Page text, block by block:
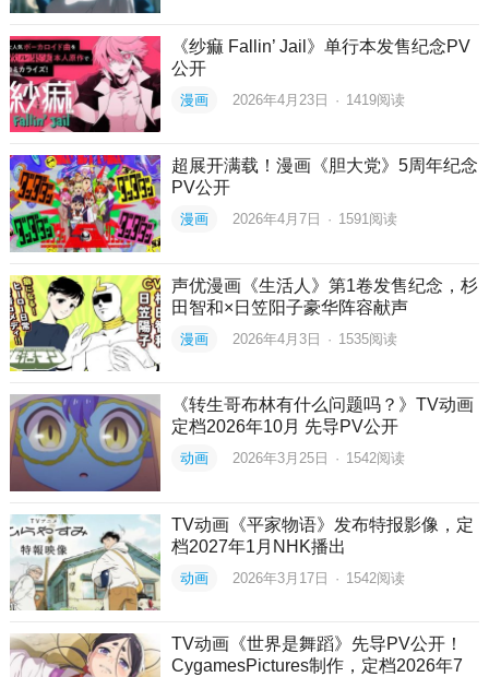
《纱痲 Fallin’ Jail》单行本发售纪念PV
公开
漫画 2026年4月23日 · 1419阅读
超展开满载！漫画《胆大党》5周年纪念
PV公开
漫画 2026年4月7日 · 1591阅读
声优漫画《生活人》第1卷发售纪念，杉
田智和×日笠阳子豪华阵容献声
漫画 2026年4月3日 · 1535阅读
《转生哥布林有什么问题吗？》TV动画
定档2026年10月 先导PV公开
动画 2026年3月25日 · 1542阅读
TV动画《平家物语》发布特报影像，定
档2027年1月NHK播出
动画 2026年3月17日 · 1542阅读
TV动画《世界是舞蹈》先导PV公开！
CygamesPictures制作，定档2026年7